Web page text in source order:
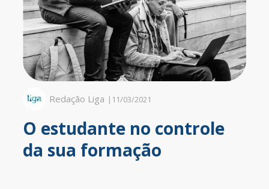
Redação Liga | 11/03/2021
O estudante no controle
da sua formação